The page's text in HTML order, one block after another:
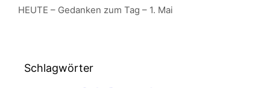
HEUTE – Gedanken zum Tag – 1. Mai
Schlagwörter